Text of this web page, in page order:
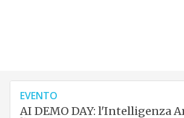
EVENTO
AI DEMO DAY: l'Intelligenza